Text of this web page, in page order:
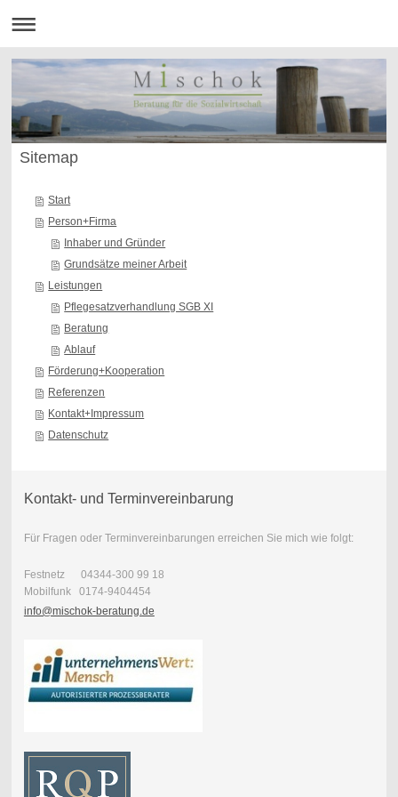
Sitemap
Start
Person+Firma
Inhaber und Gründer
Grundsätze meiner Arbeit
Leistungen
Pflegesatzverhandlung SGB XI
Beratung
Ablauf
Förderung+Kooperation
Referenzen
Kontakt+Impressum
Datenschutz
Kontakt- und Terminvereinbarung
Für Fragen oder Terminvereinbarungen erreichen Sie mich wie folgt:
Festnetz 04344-300 99 18
Mobilfunk 0174-9404454
info@mischok-beratung.de